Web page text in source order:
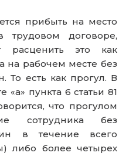
прибыть на место
трудовом договоре,
расценить это как
на рабочем месте без
То есть как прогул. В
«а» пункта 6 статьи 81
что прогулом
сотрудника без
в течение всего
либо более четырех